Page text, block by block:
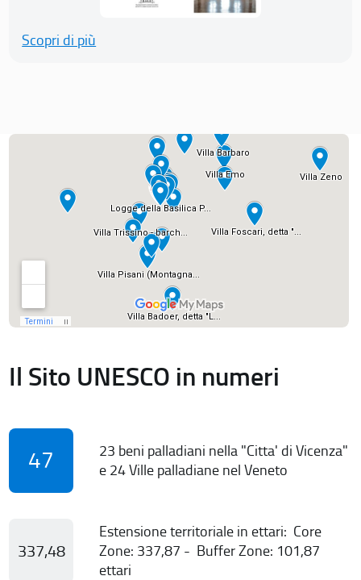
Scopri di più
Il Sito UNESCO in numeri
47
23 beni palladiani nella "Citta' di Vicenza"
e 24 Ville palladiane nel Veneto
337,48
Estensione territoriale in ettari: Core
Zone: 337,87 - Buffer Zone: 101,87
ettari